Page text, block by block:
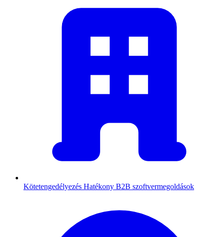
Kötetengedélyezés Hatékony B2B szoftvermegoldások